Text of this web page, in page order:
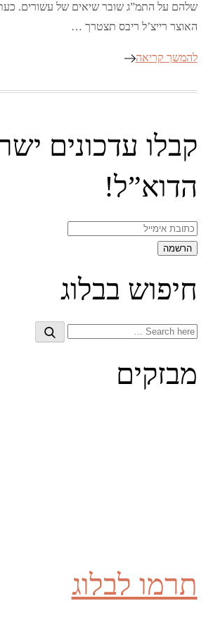
שלהם על התמ”ג שובר שיאים של עשורים.
האוצר רייצ’ל ריבס תצטרך …
להמשך קריאה
קבלו עדכונים
הדוא”ל!
חיפוש בבלוג
Search
Search
מבזקים
תרמו לבלוג